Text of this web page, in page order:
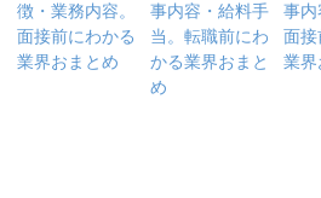
徴・業務内容。
面接前にわかる
業界おまとめ
事内容・給料手
当。転職前にわ
かる業界おまと
め
事内
面接
業界